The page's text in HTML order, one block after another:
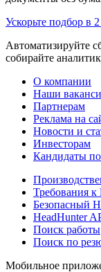
Ускорьте подбор в
Автоматизируйте
собирайте
О компании
Наши
Партнерам
Реклама на
Новости и
Инвесторам
Кандидаты
Требования
Безопасный
HeadHunter
Поиск работы
Поиск по
Мобильное